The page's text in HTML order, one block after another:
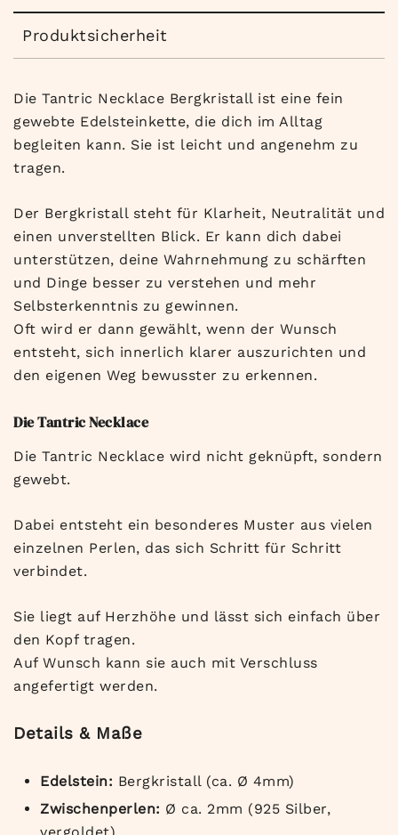
Produktsicherheit
Die Tantric Necklace Bergkristall ist eine fein
gewebte Edelsteinkette, die dich im Alltag
begleiten kann. Sie ist leicht und angenehm zu
tragen.
Der Bergkristall steht für Klarheit, Neutralität und
einen unverstellten Blick. Er kann dich dabei
unterstützen, deine Wahrnehmung zu schärften
und Dinge besser zu verstehen und mehr
Selbsterkenntnis zu gewinnen.
Oft wird er dann gewählt, wenn der Wunsch
entsteht, sich innerlich klarer auszurichten und
den eigenen Weg bewusster zu erkennen.
Die Tantric Necklace
Die Tantric Necklace wird nicht geknüpft, sondern
gewebt.
Dabei entsteht ein besonderes Muster aus vielen
einzelnen Perlen, das sich Schritt für Schritt
verbindet.
Sie liegt auf Herzhöhe und lässt sich einfach über
den Kopf tragen.
Auf Wunsch kann sie auch mit Verschluss
angefertigt werden.
Details & Maße
Edelstein: Bergkristall (ca. Ø 4mm)
Zwischenperlen: Ø ca. 2mm (925 Silber,